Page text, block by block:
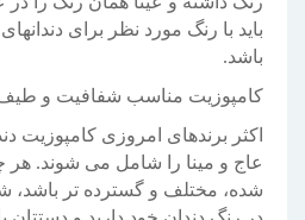
باید با رنگ مورد نظر برای
باشد.
کامپوزیت مناسب شفافیت و طیف
اکثر برندهای امروزی کامپوزیت
عاج و مینا را شامل می شوند. هر
شده، مختلف و گسترده تر باشد،